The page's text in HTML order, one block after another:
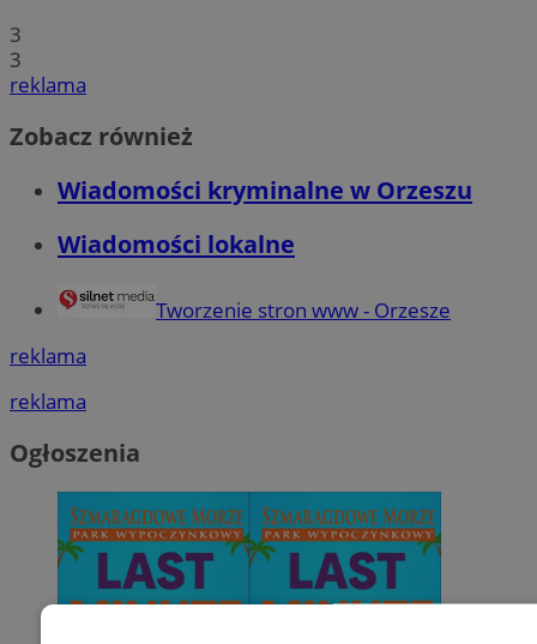
3
3
reklama
Zobacz również
Wiadomości kryminalne w Orzeszu
Wiadomości lokalne
Tworzenie stron www - Orzesze
reklama
reklama
Ogłoszenia